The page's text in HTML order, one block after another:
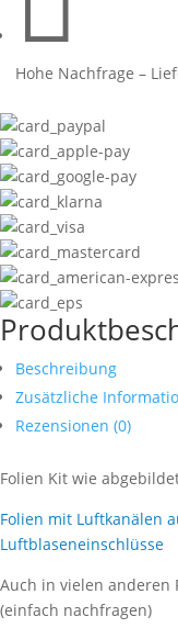
Hohe Nachfrage –
Beschreibung
Zusätzliche
Rezensionen (0)
Folien Kit wie
Folien mit Luftkanälen
Luftblaseneinschlüsse
Auch in vielen anderen
(einfach nachfragen)